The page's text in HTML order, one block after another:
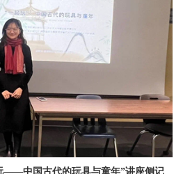
——中国古代的玩具与童年”讲座侧记